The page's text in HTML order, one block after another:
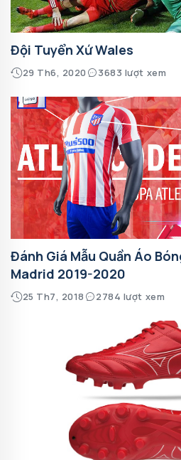
Đội Tuyển Xứ Wales
29 Th6, 2020 3683 lượt xem
Đánh Giá Mẫu Quần Áo
Madrid 2019-2020
25 Th7, 2018 2784 lượt xem